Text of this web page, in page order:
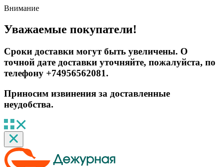
Внимание
Уважаемые покупатели!
Сроки доставки могут быть увеличены. О
точной дате доставки уточняйте, пожалуйста, по
телефону +74956562081.
Приносим извинения за доставленные
неудобства.